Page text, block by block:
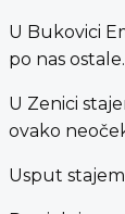
U Bukovici
po nas ostale.
U Zenici
ovako
Usput